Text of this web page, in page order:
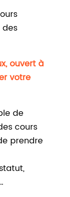
des
ouvert à
votre
de
cours
prendre